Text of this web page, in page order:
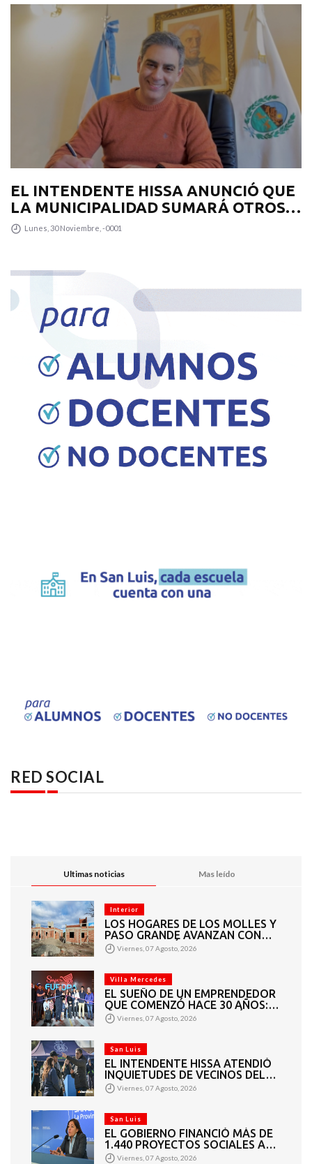
EL INTENDENTE HISSA ANUNCIÓ QUE
LA MUNICIPALIDAD SUMARÁ OTROS
12 COLECTIVOS 0KM PARA
Lunes, 30 Noviembre, -0001
RED SOCIAL
Ultimas noticias Mas leído
Interior
LOS HOGARES DE LOS MOLLES Y
PASO GRANDE AVANZAN CON
MAMPOSTERÍA E
INSTALACIONES
Viernes, 07 Agosto, 2026
Villa Mercedes
EL SUEÑO DE UN EMPRENDEDOR
QUE COMENZÓ HACE 30 AÑOS:
SUPER EUROPA INAUGURÓ SU
CUARTA SUCURSAL EN VILLA
Viernes, 07 Agosto, 2026
San Luis
EL INTENDENTE HISSA ATENDIÓ
INQUIETUDES DE VECINOS DEL
BARRIO AMPPARE
Viernes, 07 Agosto, 2026
San Luis
EL GOBIERNO FINANCIÓ MÁS DE
1.440 PROYECTOS SOCIALES A
2.200 ENTIDADES DE TODA LA
Viernes, 07 Agosto, 2026